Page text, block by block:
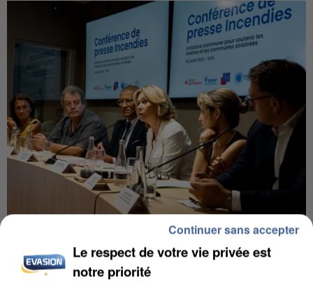
INCENDIES : L’ÎLE-DE-FRANCE LANCE UN ÉLAN
DE SOLIDARITÉ AVEC LES...
Le respect de votre vie privée est
notre priorité
Continuer sans accepter